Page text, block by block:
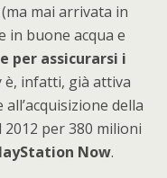
mai arrivata in
in buone acqua e
per assicurarsi i
è, infatti, già attiva
della
per 380 milioni
Now.